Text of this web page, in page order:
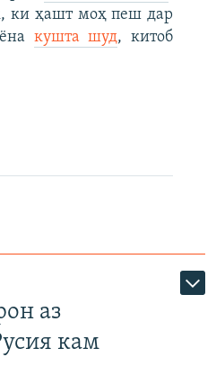
ки ҳашт моҳ пеш дар
кушта шуд, китоб
аз
кам